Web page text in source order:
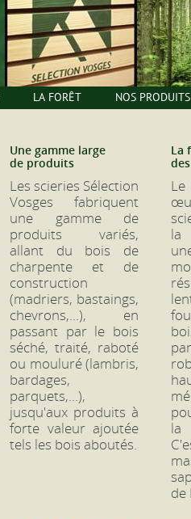
LA FORÊT NOS PRODUITS
Une gamme large
de produits
La
Les scieries Sélection
Vosges fabriquent
une gamme de
produits variés,
allant du bois de
charpente et de
construction
(madriers, bastaings,
chevrons,...), en
passant par le bois
séché, traité, raboté
ou mouluré (lambris,
bardages,
parquets,...),
jusqu'aux produits à
forte valeur ajoutée
tels les bois aboutés.
la
la
de